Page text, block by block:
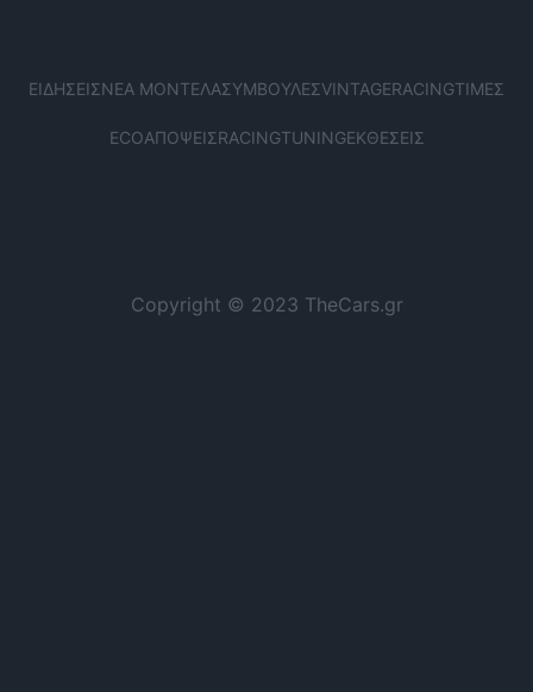
ΕΙΔΉΣΕΙΣΝΈΑ ΜΟΝΤΈΛΑΣΥΜΒΟΥΛΈΣVINTAGERACINGΤΙΜΈΣ
ECOΑΠΌΨΕΙΣRACINGTUNINGΕΚΘΈΣΕΙΣ
Copyright © 2023 TheCars.gr